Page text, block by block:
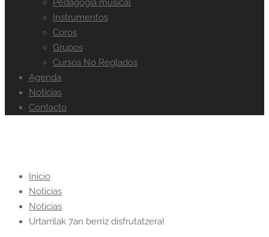
Pedagogía musical
Instrumentos
Coros
Grupos
Cursos No Reglados
Agenda
Noticias
Contacto
Inicio
Noticias
Noticias
Urtarrilak 7an berriz disfrutatzera!